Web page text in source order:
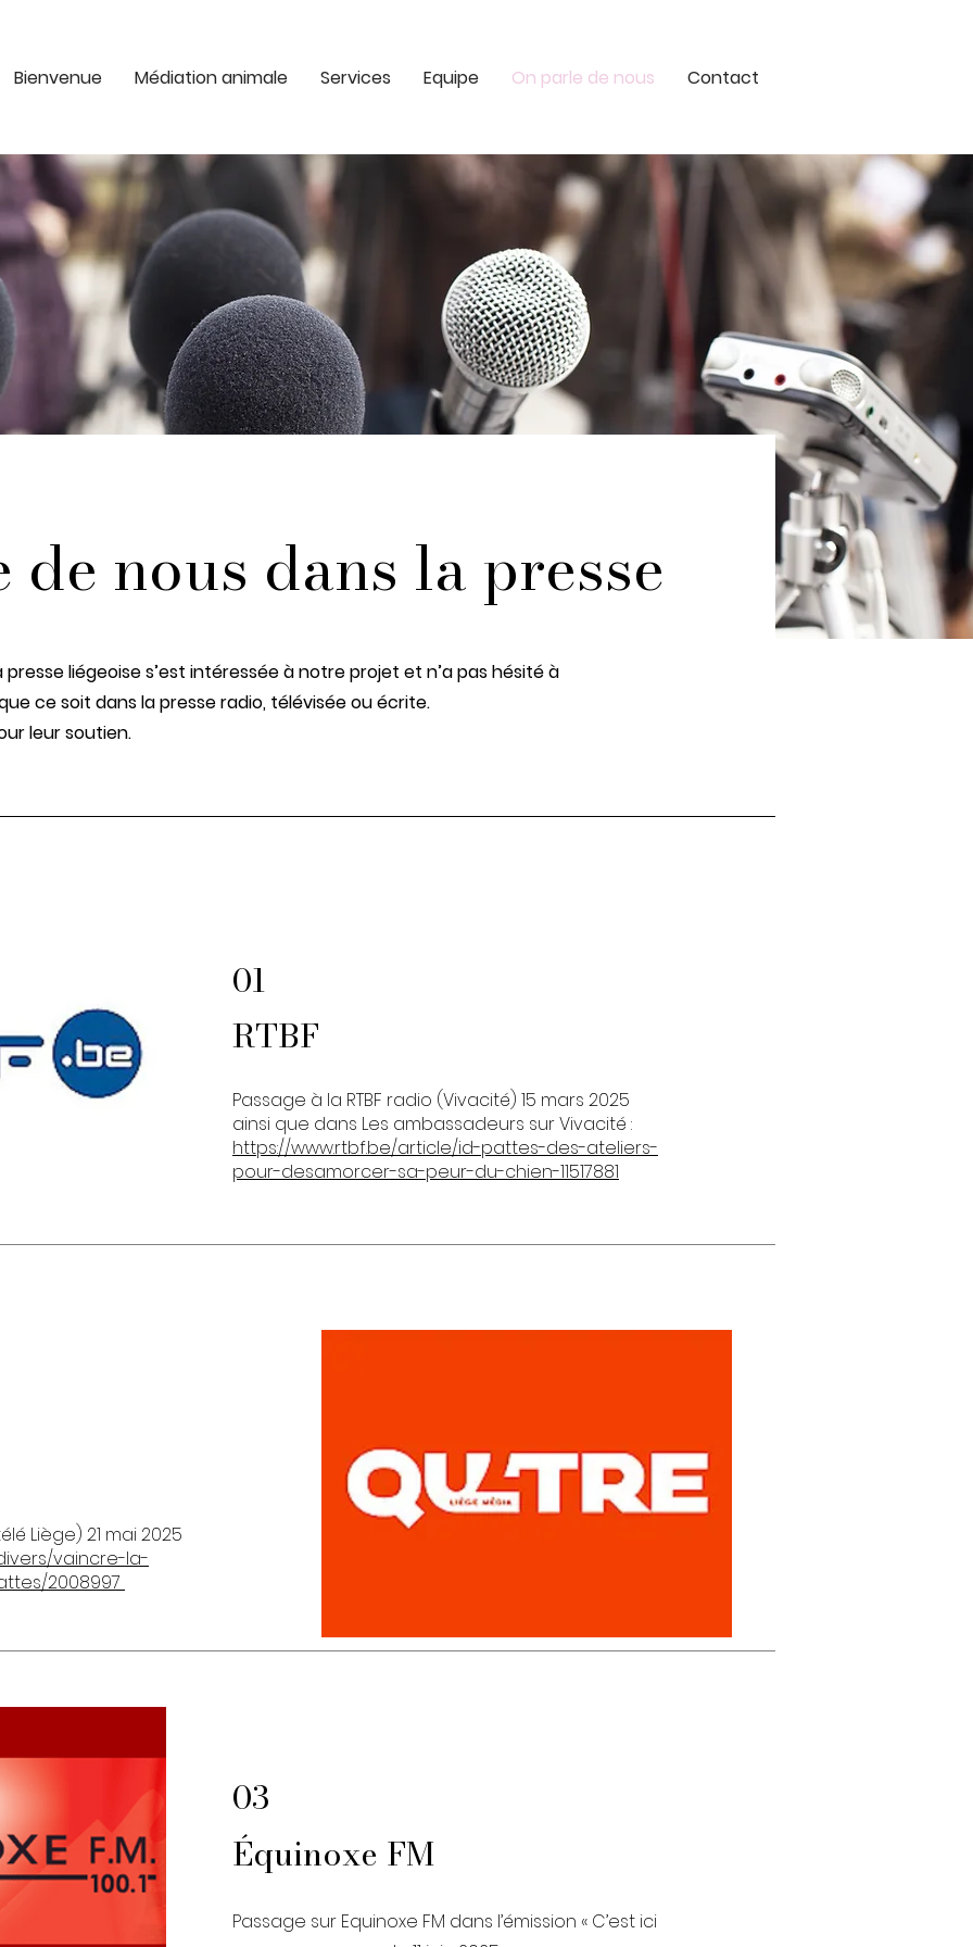
Bienvenue Médiation animale Services Equipe On parle de nous Contact
nous dans la presse
liégeoise s’est intéressée à notre projet et n’a pas hésité à
ce soit dans la presse radio, télévisée ou écrite.
leur soutien.
01
RTBF
Passage à la RTBF radio (Vivacité) 15 mars 2025
ainsi que dans Les ambassadeurs sur Vivacité :
https://www.rtbf.be/article/id-pattes-des-ateliers-
pour-desamorcer-sa-peur-du-chien-11517881
Liège) 21 mai 2025
vaincre-la-
2008997
03
Équinoxe FM
Passage sur Equinoxe FM dans l’émission « C’est ici